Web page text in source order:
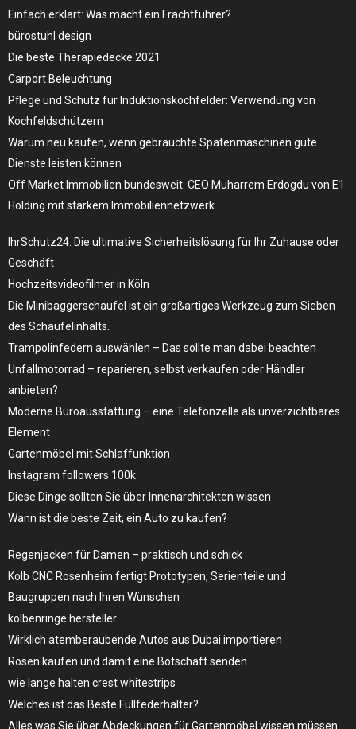
Einfach erklärt: Was macht ein Frachtführer?
bürostuhl design
Die beste Therapiedecke 2021
Carport Beleuchtung
Pflege und Schutz für Induktionskochfelder: Verwendung von
Kochfeldschützern
Warum neu kaufen, wenn gebrauchte Spatenmaschinen gute
Dienste leisten können
Off Market Immobilien bundesweit: CEO Muharrem Erdogdu von E1
Holding mit starkem Immobiliennetzwerk
IhrSchutz24: Die ultimative Sicherheitslösung für Ihr Zuhause oder
Geschäft
Hochzeitsvideofilmer in Köln
Die Minibaggerschaufel ist ein großartiges Werkzeug zum Sieben
des Schaufelinhalts.
Trampolinfedern auswählen – Das sollte man dabei beachten
Unfallmotorrad – reparieren, selbst verkaufen oder Händler
anbieten?
Moderne Büroausstattung – eine Telefonzelle als unverzichtbares
Element
Gartenmöbel mit Schlaffunktion
Instagram followers 100k
Diese Dinge sollten Sie über Innenarchitekten wissen
Wann ist die beste Zeit, ein Auto zu kaufen?
Regenjacken für Damen – praktisch und schick
Kolb CNC Rosenheim fertigt Prototypen, Serienteile und
Baugruppen nach Ihren Wünschen
kolbenringe hersteller
Wirklich atemberaubende Autos aus Dubai importieren
Rosen kaufen und damit eine Botschaft senden
wie lange halten crest whitestrips
Welches ist das Beste Füllfederhalter?
Alles was Sie über Abdeckungen für Gartenmöbel wissen müssen